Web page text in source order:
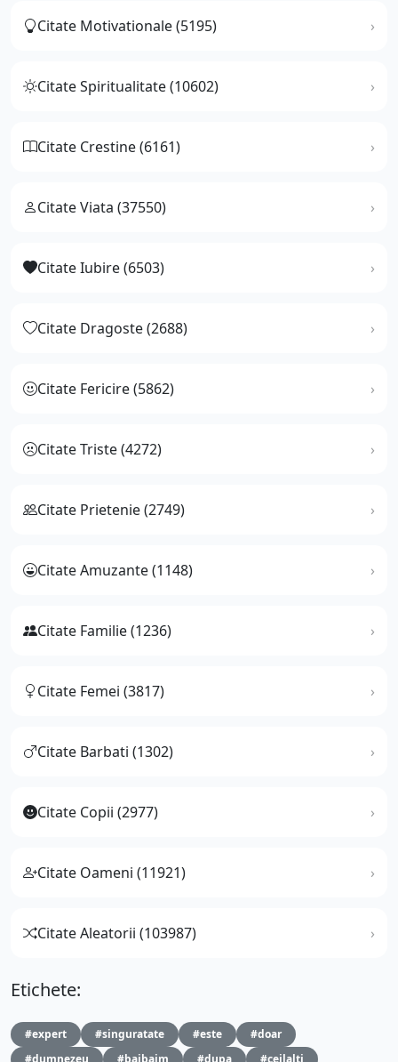
Citate Motivationale (5195)
Citate Spiritualitate (10602)
Citate Crestine (6161)
Citate Viata (37550)
Citate Iubire (6503)
Citate Dragoste (2688)
Citate Fericire (5862)
Citate Triste (4272)
Citate Prietenie (2749)
Citate Amuzante (1148)
Citate Familie (1236)
Citate Femei (3817)
Citate Barbati (1302)
Citate Copii (2977)
Citate Oameni (11921)
Citate Aleatorii (103987)
Etichete:
#expert #singuratate #este
#doar
#dumnezeu
#bajbaim #dupa #ceilalti